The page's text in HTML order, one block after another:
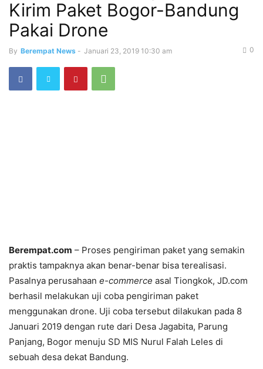
Kirim Paket Bogor-Bandung
Pakai Drone
By Berempat News - Januari 23, 2019 10:30 am 0
Berempat.com – Proses pengiriman paket yang semakin
praktis tampaknya akan benar-benar bisa terealisasi.
Pasalnya perusahaan e-commerce asal Tiongkok, JD.com
berhasil melakukan uji coba pengiriman paket
menggunakan drone. Uji coba tersebut dilakukan pada 8
Januari 2019 dengan rute dari Desa Jagabita, Parung
Panjang, Bogor menuju SD MIS Nurul Falah Leles di
sebuah desa dekat Bandung.